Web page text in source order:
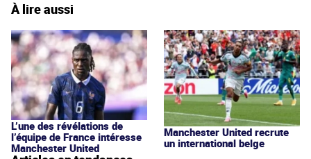
À lire aussi
L’une des révélations de
l’équipe de France intéresse
Manchester United
Manchester United recrute
un international belge